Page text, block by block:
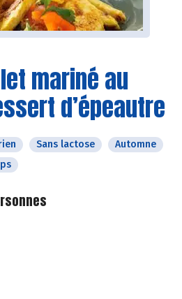
mariné au
d’épeautre
Sans lactose
Automne